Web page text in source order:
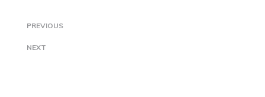
PREVIOUS
NEXT